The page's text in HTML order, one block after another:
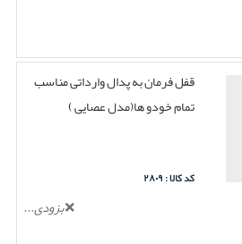
قفل فرمان به پدال وارداتی مناسب
تمام خودو ها(مدل عصایی )
کد کالا : ۲۸۰۹
بزودی...